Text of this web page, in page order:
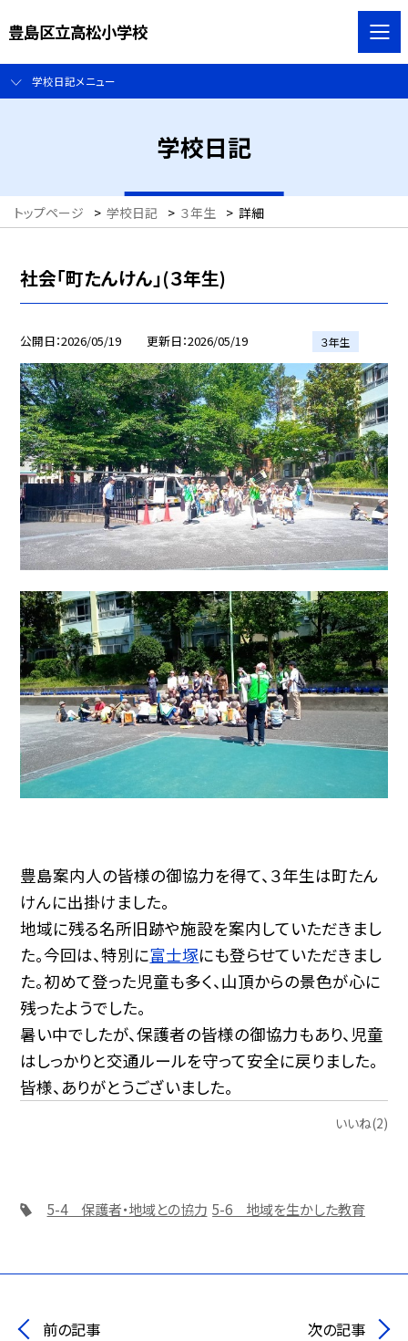
豊島区立高松小学校
学校日記メニュー
学校日記
トップページ > 学校日記 > ３年生 > 詳細
社会「町たんけん」(３年生)
公開日 2026/05/19 更新日 2026/05/19 ３年生
豊島案内人の皆様の御協力を得て、３年生は町たん
けんに出掛けました。
地域に残る名所旧跡や施設を案内していただきまし
た。今回は、特別に富士塚にも登らせていただきまし
た。初めて登った児童も多く、山頂からの景色が心に
残ったようでした。
暑い中でしたが、保護者の皆様の御協力もあり、児童
はしっかりと交通ルールを守って安全に戻りました。
皆様、ありがとうございました。
いいね(2)
5-4 保護者・地域との協力 5-6 地域を生かした教育
前の記事 次の記事